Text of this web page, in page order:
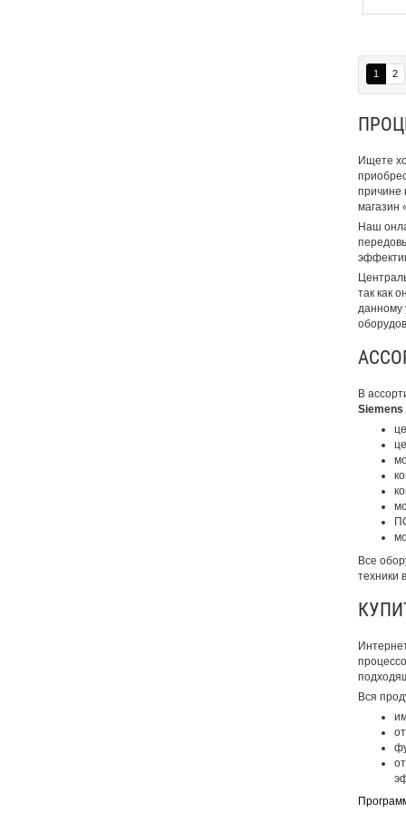
1 2
Ищете
причине
магазин
Наш
так как
данному
В
Siemens
Все
техники
Вся